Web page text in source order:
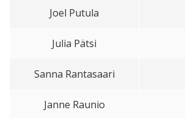
Joel Putula
Julia Pätsi
Sanna Rantasaari
Janne Raunio